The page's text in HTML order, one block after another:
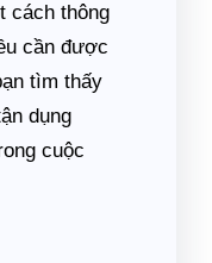
cách thông
cần được
tìm thấy
dụng
cuộc